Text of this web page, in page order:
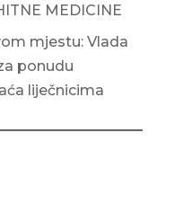
MEDICINE
mjestu: Vlada
ponudu
liječnicima